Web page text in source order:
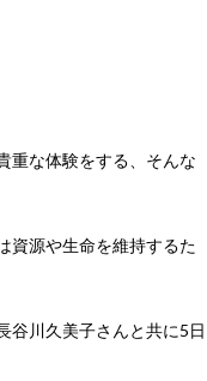
重な体験をする、そんな
資源や生命を維持するた
谷川久美子さんと共に5日